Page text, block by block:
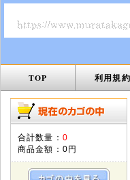
TOP 利用規約
合計数量： 0
商品金額： 0円